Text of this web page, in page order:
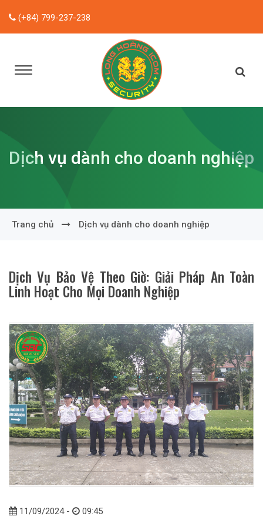
(+84) 799-237-238
Dịch vụ dành cho doanh nghiệp
Trang chủ Dịch vụ dành cho doanh nghiệp
Dịch Vụ Bảo Vệ Theo Giờ: Giải Pháp An Toàn
Linh Hoạt Cho Mọi Doanh Nghiệp
11/09/2024 - 09:45